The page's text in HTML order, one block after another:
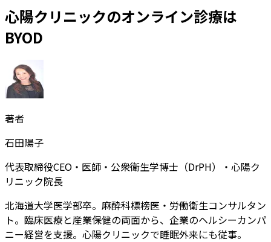
心陽クリニックのオンライン診療は
BYOD
著者
石田陽子
代表取締役CEO・医師・公衆衛生学博士（DrPH）・心陽ク
リニック院長
北海道大学医学部卒。麻酔科標榜医・労働衛生コンサルタン
ト。臨床医療と産業保健の両面から、企業のヘルシーカンパ
ニー経営を支援。心陽クリニックで睡眠外来にも従事。